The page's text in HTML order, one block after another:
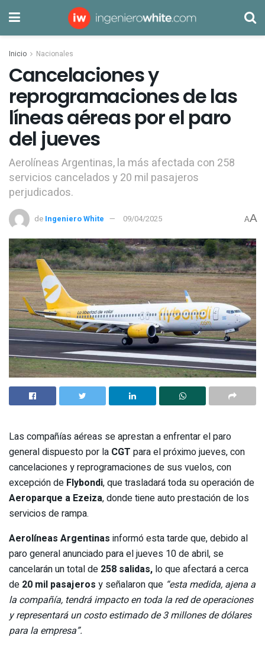
Inicio Nacionales
Cancelaciones y
reprogramaciones de las
líneas aéreas por el paro
del jueves
Aerolíneas Argentinas, la más afectada con 258
servicios cancelados y 20 mil pasajeros
perjudicados.
de Ingeniero White 09/04/2025 AA
Las compañías aéreas se aprestan a enfrentar el paro
general dispuesto por la CGT para el próximo jueves, con
cancelaciones y reprogramaciones de sus vuelos, con
excepción de Flybondi, que trasladará toda su operación de
Aeroparque a Ezeiza, donde tiene auto prestación de los
servicios de rampa.
Aerolíneas Argentinas informó esta tarde que, debido al
paro general anunciado para el jueves 10 de abril, se
cancelarán un total de 258 salidas, lo que afectará a cerca
de 20 mil pasajeros y señalaron que “esta medida, ajena a
la compañía, tendrá impacto en toda la red de operaciones
y representará un costo estimado de 3 millones de dólares
para la empresa”.